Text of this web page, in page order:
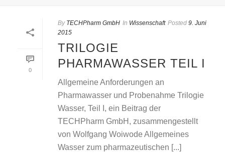
0
By TECHPharm GmbH In Wissenschaft Posted 9. Juni
2015
TRILOGIE
PHARMAWASSER TEIL I
Allgemeine Anforderungen an
Pharmawasser und Probenahme Trilogie
Wasser, Teil I, ein Beitrag der
TECHPharm GmbH, zusammengestellt
von Wolfgang Woiwode Allgemeines
Wasser zum pharmazeutischen [...]